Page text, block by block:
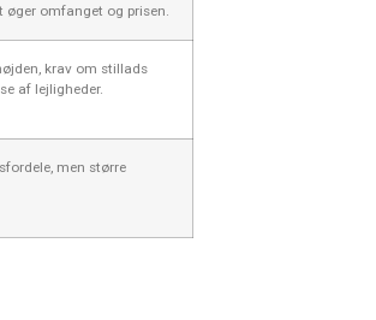
omfanget og prisen.
krav om stillads
af lejligheder.
men større